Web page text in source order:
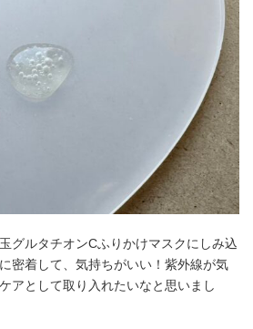
グルタチオンCふりかけマスクにしみ込
密着して、気持ちがいい！紫外線が気
アとして取り入れたいなと思いまし